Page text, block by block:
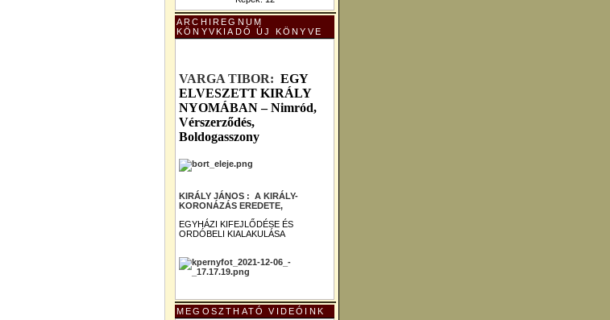
ARCHIREGNUM
KÖNYVKIADÓ ÚJ KÖNYVE
VARGA TIBOR: EGY
ELVESZETT KIRÁLY
NYOMÁBAN – Nimród,
Vérszerződés,
Boldogasszony
KIRÁLY JÁNOS : A KIRÁLY-
KORONÁZÁS EREDETE,
EGYHÁZI KIFEJLŐDÉSE ÉS
ORDÓBELI KIALAKULÁSA
MEGOSZTHATÓ VIDEÓINK